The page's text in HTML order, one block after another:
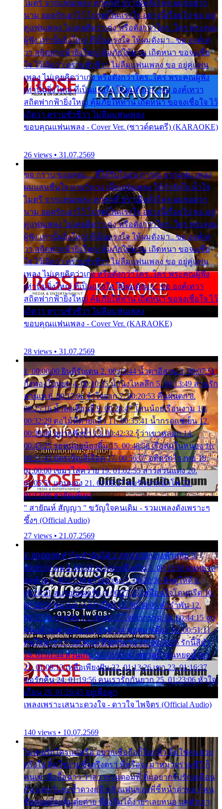
ไมตรี จากแฟนเพลง ทุกทุกที่ ปราณีหลั่งไหล ผมขอฝาก
นาม ยอดรักเอาไว้ โปรดเป็นแรงใจ อย่างนี้เรื่อยไป ขอ อยู่
คู่แฟนเพลง ไม่เคยคิดว่าเก่ง หรือดังกว่าใคร..ใคร พระคุณ
ผู้ฟัง เท่านั้นยิ่งใหญ่ ที่เป็นแรงใจ ให้ผมดังมา.. ขอ องค์เท
วา สถิตฟากฟ้ายิ่งใหญ่ คุ้มภัยให้ท่าน เถิดหนา ขอจงเชื่อ
ใจ ไว้เถิดว่า ตราบชั่วชีวา ไม่ลืมแฟนเพลง ขอ อยู่คู่แฟน
เพลง ไม่เคยคิดว่าเก่ง หรือดังกว่าใคร..ใคร พระคุณผู้ฟัง
เท่านั้นยิ่งใหญ่ ที่เป็นแรงใจ ให้ผมดังมา.. ขอ องค์เทวา
สถิตฟากฟ้ายิ่งใหญ่ คุ้มภัยให้ท่าน เถิดหนา ขอจงเชื่อใจ ไว้
เถิดว่า ตราบชั่วชีวา ไม่ลืมแฟนเพลง
ขอบคุณแฟนเพลง - Cover Ver. (ซาวด์ดนตรี) (KARAOKE)
26 views • 31.07.2569
ขอ กราบ ขอบคุณ.... ที่ได้รับไออุ่น การุณ จากแฟน เพลง
ผมแสนชื่นใจ หายวังเวง เมื่อแฟนเพลง ให้กำลังใจ น้ำใจ
ไมตรี จากแฟนเพลง ทุกทุกที่ ปราณีหลั่งไหล ผมขอฝาก
นาม ยอดรักเอาไว้ โปรดเป็นแรงใจ อย่างนี้เรื่อยไป ขอ อยู่
คู่แฟนเพลง ไม่เคยคิดว่าเก่ง หรือดังกว่าใคร..ใคร พระคุณ
ผู้ฟัง เท่านั้นยิ่งใหญ่ ที่เป็นแรงใจ ให้ผมดังมา.. ขอ องค์เท
วา สถิตฟากฟ้ายิ่งใหญ่ คุ้มภัยให้ท่าน เถิดหนา ขอจงเชื่อ
ใจ ไว้เถิดว่า ตราบชั่วชีวา ไม่ลืมแฟนเพลง ขอ อยู่คู่แฟน
เพลง ไม่เคยคิดว่าเก่ง หรือดังกว่าใคร..ใคร พระคุณผู้ฟัง
เท่านั้นยิ่งใหญ่ ที่เป็นแรงใจ ให้ผมดังมา.. ขอ องค์เทวา
สถิตฟากฟ้ายิ่งใหญ่ คุ้มภัยให้ท่าน เถิดหนา ขอจงเชื่อใจ ไว้
เถิดว่า ตราบชั่วชีวา ไม่ลืมแฟนเพลง
ขอบคุณแฟนเพลง - Cover Ver. (KARAOKE)
28 views • 31.07.2569
1. 00:00:00 ยินดีรับเดน 2. 00:03:44 น้ำตาอีสาน 3. 00:07:51
กิ่งทองใบหยก 4. 00:10:35 น้ำนิ่งไหลลึก 5. 00:13:49 ลานรัก
ลานเท 6. 00:17:06 จำใจจาก 7. 00:20:53 คืนฝนตก 8.
00:25:16 น้ำลงเดือนยี่ 9. 00:28:47 โสนน้อยเรือนงาม 10.
00:32:29 ตอไม้ที่ตายแล้ว 11. 00:35:41 น้ำกรดแช่เย็น 12.
00:39:08 อยากฟังซ้ำ 13. 00:42:32 รู้ว่าเขาหลอก 14.
00:45:25 รอหน่อยน้องติ๋ม 15. 00:48:56 เรือล่มในหนอง 16.
00:51:43 บัตรเชิญสีเลือด 17. 00:56:07 อดีตรักโรงทอ 18.
01:00:00 เขมรไล่ควาย 19. 01:02:55 สาวสวนแตง 20.
01:05:51 แอบมอง 21. 01:09:27 พบรักปากน้ำโพ 22.
01:13:06 สายัณห์เมา
" สายัณห์ สัญญา " ขวัญใจคนเดิม - รวมเพลงดังเพราะๆ
ซึ้งๆ (Official Audio)
27 views • 21.07.2569
1. 00:00:00 ทำไมทำฉันได้ 2. 00:03:20 นางฟ้าสลัม 3.
00:06:50 คน 4. 00:10:36 บุญเหลือเกิน 5. 00:13:58 ฝนหยาด
สุดท้าย 6. 00:17:30 ยาใจยาจก 7. 00:20:30 คิดดูให้ดี 8.
00:24:21 ลบรอยแผลรัก 9. 00:27:35 เหมือนใจโดนกรีด 10.
00:30:54 ขบวนการเปาเปียว 11. 00:34:05 คำรำพัน 12.
00:37:20 ปาหนัน 13. 00:40:37 ใจเจ้ากรรม 14. 00:44:15 จูบ
ฉันแล้วจงตายเสีย 15. 00:47:24 ขอสูมาเต๊อะ 16. 00:51:11
คนใจมาร 17. 00:54:50 คืนทรมาน 18. 00:58:25 รักนี้สีดำ
19. 01:01:44 ส่วนเกิน 20. 01:05:42 หยาดน้ำฝนหยดน้ำตา
21. 01:09:13 เหลือเพียงฝัน 22. 01:13:26 เขา 23. 01:16:37
ขอรักคืน 24. 01:19:56 คนเรารักกันยาก 25. 01:23:06 หัวใจ
เถื่อน 26. 01:26:45 อยู่เพื่อลูก
เพลงเพราะเสนาะดวงใจ - ดาวใจ ไพจิตร (Official Audio)
140 views • 10.07.2569
ไม่เคยรักใครแน่หรือ อยากเชื่อถือก็ไม่กล้า ติ๋มใช่คนสวย
ตรึงใจ ติ๋มใช่งามซึ้งตรึงตรา พี่หรือจะมาหมายร่วมชีวี ก็
คนเขาลืออื้อฉาว ว่าสาวๆรุมตอมพี่ ติ๋มอยากรับรักเหมือน
กัน แต่หวั่นจะช้ำดวงฤดี กลัวแฟนของพี่ชี้หน้าด่าทอ ก็คน
ชื่อต๋อยต้อยตุ้มตุ๋ยต่าย พี่ยังลืมได้ง่ายๆเลยหนอ แค่ตัวเรา